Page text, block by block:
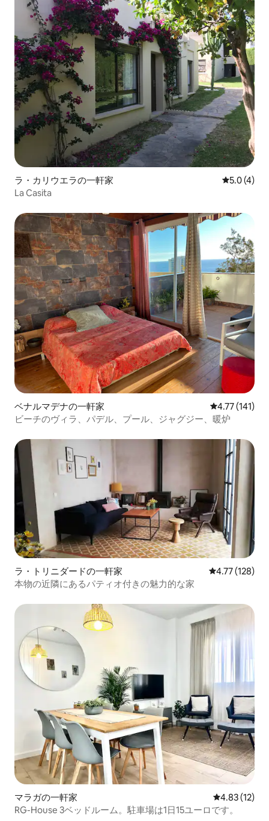
ラ・カリウエラの一軒家 レビュー4
5.0 (4)
La Casita
ベナルマデナの一軒家 レビュー141
4.77 (141)
ビーチのヴィラ、パデル、プール、ジャグジー、暖炉
ラ・トリニダードの一軒家 レビュー128
4.77 (128)
本物の近隣にあるパティオ付きの魅力的な家
マラガの一軒家 レビュー12
4.83 (12)
RG-House 3ベッドルーム。駐車場は1日15ユーロです。